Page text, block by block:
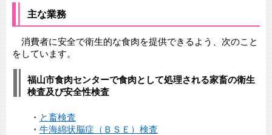
主な業務
消費者に安全で衛生的な食肉を提供できるよう、次のこと
をしています。
福山市食肉センターで食肉として処理される家畜の衛生
検査及び安全性検査
・ と畜検査
・ 牛海綿状脳症（ＢＳＥ）検査